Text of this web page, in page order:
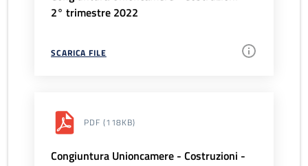
2° trimestre 2022
SCARICA FILE
PDF (118KB)
Congiuntura Unioncamere - Costruzioni -